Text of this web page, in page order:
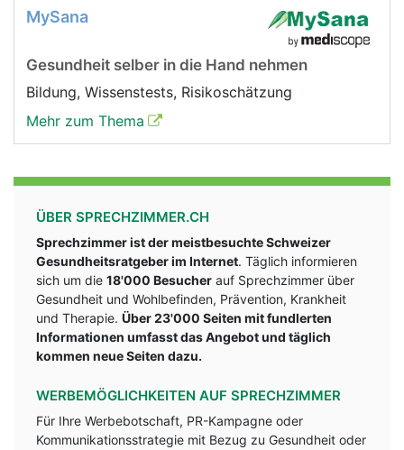
MySana
Gesundheit selber in die Hand nehmen
Bildung, Wissenstests, Risikoschätzung
Mehr zum Thema
ÜBER SPRECHZIMMER.CH
Sprechzimmer ist der meistbesuchte Schweizer
Gesundheitsratgeber im Internet. Täglich informieren
sich um die 18'000 Besucher auf Sprechzimmer über
Gesundheit und Wohlbefinden, Prävention, Krankheit
und Therapie. Über 23'000 Seiten mit fundlerten
Informationen umfasst das Angebot und täglich
kommen neue Seiten dazu.
WERBEMÖGLICHKEITEN AUF SPRECHZIMMER
Für Ihre Werbebotschaft, PR-Kampagne oder
Kommunikationsstrategie mit Bezug zu Gesundheit oder